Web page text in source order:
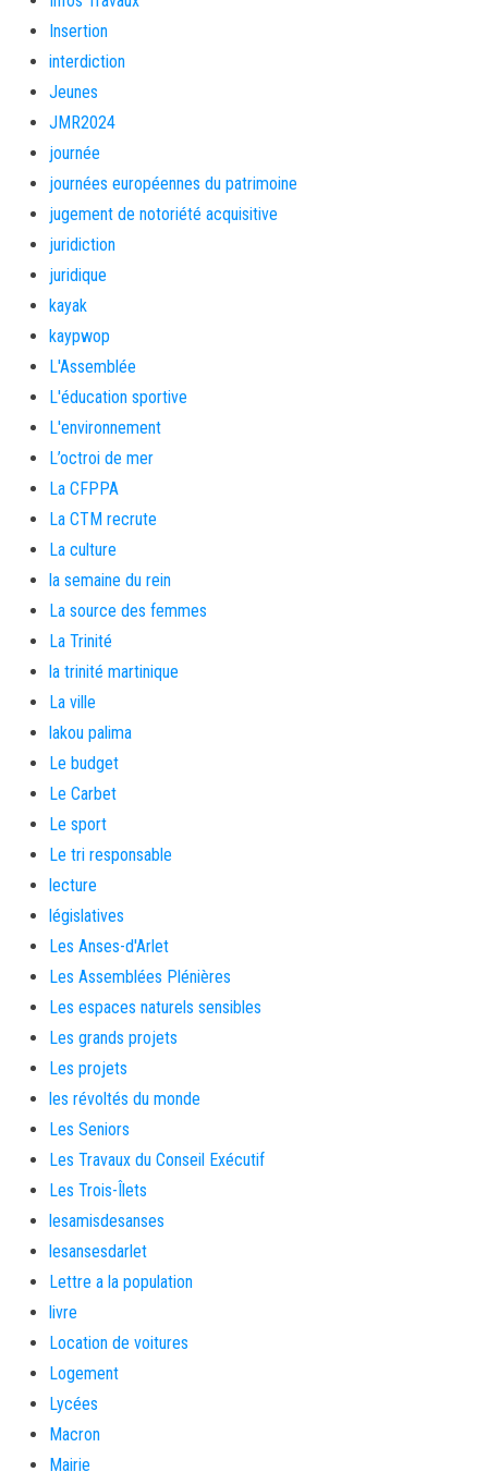
Insertion
interdiction
Jeunes
JMR2024
journée
journées européennes du patrimoine
jugement de notoriété acquisitive
juridiction
juridique
kayak
kaypwop
L'Assemblée
L'éducation sportive
L'environnement
L’octroi de mer
La CFPPA
La CTM recrute
La culture
la semaine du rein
La source des femmes
La Trinité
la trinité martinique
La ville
lakou palima
Le budget
Le Carbet
Le sport
Le tri responsable
lecture
législatives
Les Anses-d'Arlet
Les Assemblées Plénières
Les espaces naturels sensibles
Les grands projets
Les projets
les révoltés du monde
Les Seniors
Les Travaux du Conseil Exécutif
Les Trois-Îlets
lesamisdesanses
lesansesdarlet
Lettre a la population
livre
Location de voitures
Logement
Lycées
Macron
Mairie